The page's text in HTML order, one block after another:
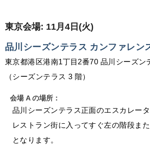
東京会場: 11月4日(火)
品川シーズンテラス カンファレン
東京都港区港南1丁目2番70 品川シーズ
（シーズンテラス 3 階）
会場 A の場所：
品川シーズンテラス正面のエスカレー
レストラン街に入ってすぐ左の階段ま
となります。